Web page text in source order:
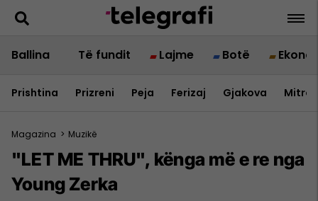
Ballina Të fundit Lajme Botë
Prishtina Prizreni Peja Ferizaj Gjakova
Magazina > Muzikë
"LET ME THRU", kënga më e re nga
Young Zerka